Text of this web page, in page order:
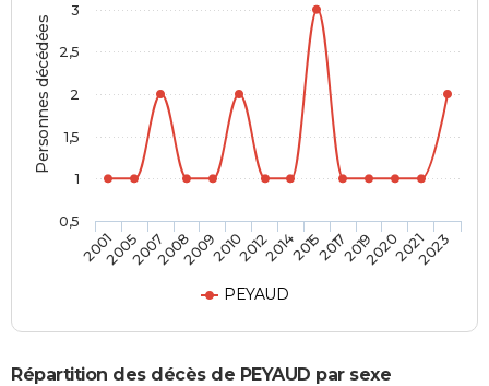
Personnes décédées
PEYAUD
20012005200720082009201020122014201520172019202020212023
0,5
1
1,5
2
2,5
3
Répartition des décès de PEYAUD par sexe